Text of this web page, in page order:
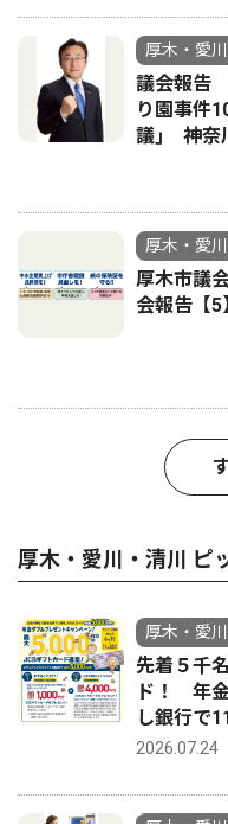
厚木・愛川
議会報告
り園事件
議｣ 神奈
厚木・愛川
厚木市
会報告【5
厚木・愛川・清川 ピ
厚木・愛川
先着５千
ド！ 年
し銀行で
2026.07.24